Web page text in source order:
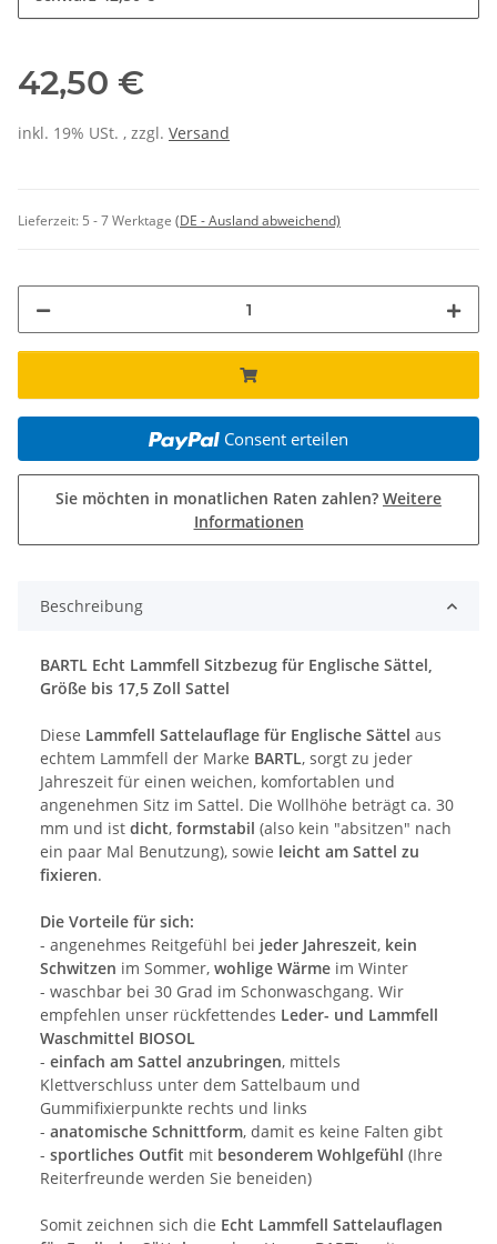
42,50 €
inkl. 19% USt. , zzgl. Versand
Lieferzeit: 5 - 7 Werktage (DE - Ausland abweichend)
Consent erteilen
Sie möchten in monatlichen Raten zahlen? Weitere
Informationen
Beschreibung
BARTL Echt Lammfell Sitzbezug für Englische Sättel,
Größe bis 17,5 Zoll Sattel
Diese Lammfell Sattelauflage für Englische Sättel aus
echtem Lammfell der Marke BARTL, sorgt zu jeder
Jahreszeit für einen weichen, komfortablen und
angenehmen Sitz im Sattel. Die Wollhöhe beträgt ca. 30
mm und ist dicht, formstabil (also kein "absitzen" nach
ein paar Mal Benutzung), sowie leicht am Sattel zu
fixieren.
Die Vorteile für sich:
- angenehmes Reitgefühl bei jeder Jahreszeit, kein
Schwitzen im Sommer, wohlige Wärme im Winter
- waschbar bei 30 Grad im Schonwaschgang. Wir
empfehlen unser rückfettendes Leder- und Lammfell
Waschmittel BIOSOL
- einfach am Sattel anzubringen, mittels
Klettverschluss unter dem Sattelbaum und
Gummifixierpunkte rechts und links
- anatomische Schnittform, damit es keine Falten gibt
- sportliches Outfit mit besonderem Wohlgefühl (Ihre
Reiterfreunde werden Sie beneiden)
Somit zeichnen sich die Echt Lammfell Sattelauflagen